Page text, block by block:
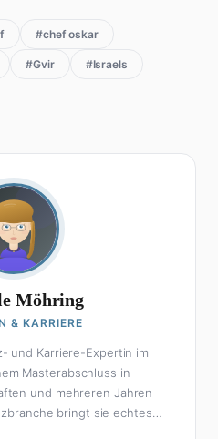
#chef oskar
#Gvir #Israels
Möhring
& KARRIERE
und Karriere-Expertin im
Masterabschluss in
und mehreren Jahren
bringt sie echtes